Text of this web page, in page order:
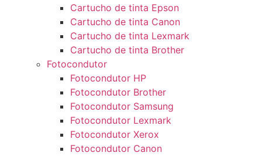
Cartucho de tinta Epson
Cartucho de tinta Canon
Cartucho de tinta Lexmark
Cartucho de tinta Brother
Fotocondutor
Fotocondutor HP
Fotocondutor Brother
Fotocondutor Samsung
Fotocondutor Lexmark
Fotocondutor Xerox
Fotocondutor Canon